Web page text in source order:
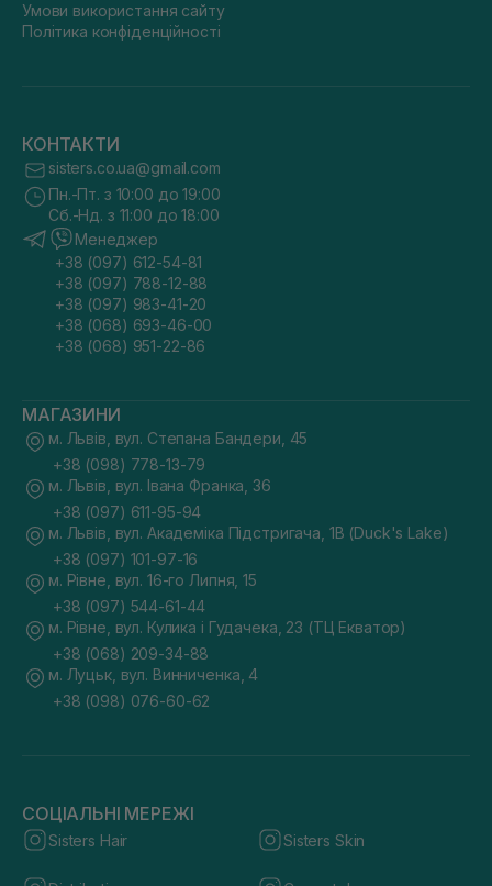
Умови використання сайту
Політика конфіденційності
КОНТАКТИ
sisters.co.ua@gmail.com
Пн.-Пт. з 10:00 до 19:00
Сб.-Нд. з 11:00 до 18:00
Менеджер
+38 (097) 612-54-81
+38 (097) 788-12-88
+38 (097) 983-41-20
+38 (068) 693-46-00
+38 (068) 951-22-86
МАГАЗИНИ
м. Львів, вул. Степана Бандери, 45
+38 (098) 778-13-79
м. Львів, вул. Івана Франка, 36
+38 (097) 611-95-94
м. Львів, вул. Академіка Підстригача, 1В (Duck's Lake)
+38 (097) 101-97-16
м. Рівне, вул. 16-го Липня, 15
+38 (097) 544-61-44
м. Рівне, вул. Кулика і Гудачека, 23 (ТЦ Екватор)
+38 (068) 209-34-88
м. Луцьк, вул. Винниченка, 4
+38 (098) 076-60-62
СОЦІАЛЬНІ МЕРЕЖІ
Sisters Hair Sisters Skin